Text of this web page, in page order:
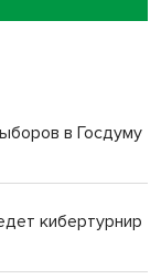
в Госдуму
кибертурнир